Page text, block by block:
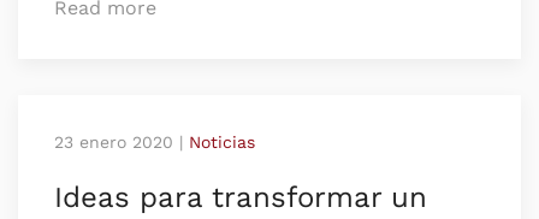
Read more
23 enero 2020 | Noticias
Ideas para transformar un